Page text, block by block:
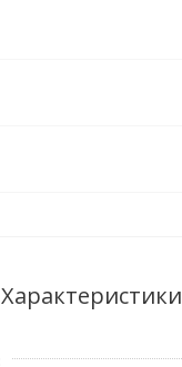
Характеристики